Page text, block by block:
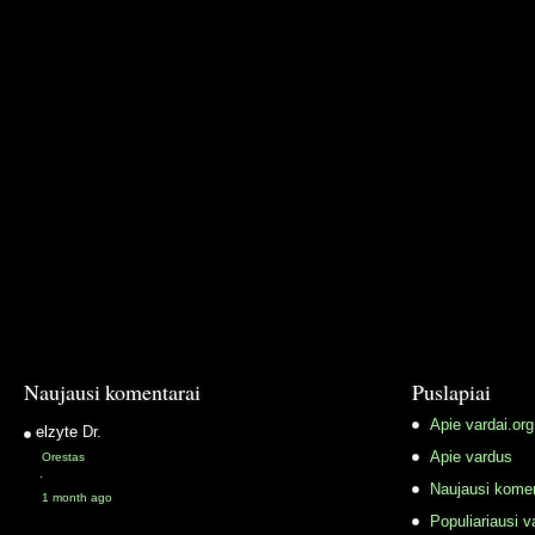
Naujausi komentarai
elzyte Dr.
Orestas
·
1 month ago
Puslapiai
Apie vardai.org
Apie vardus
Naujausi
Populiariausi